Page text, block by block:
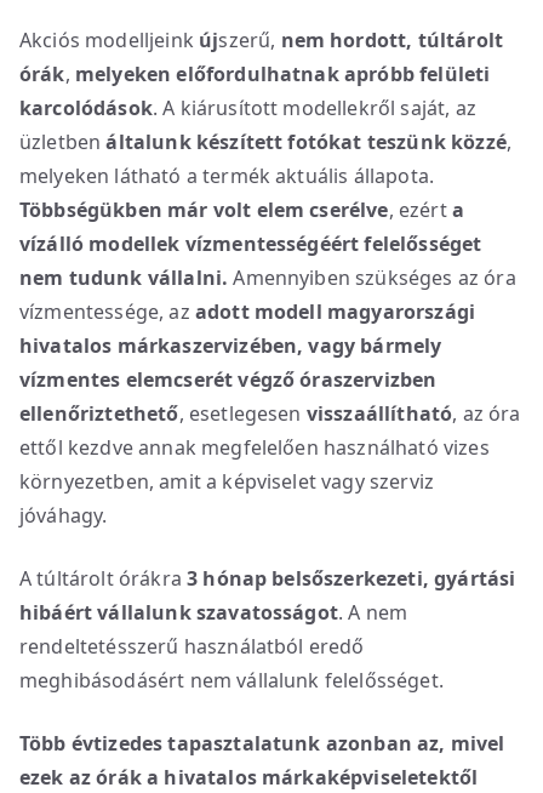
Akciós modelljeink újszerű, nem hordott, túltárolt
órák, melyeken előfordulhatnak apróbb felületi
karcolódások. A kiárusított modellekről saját, az
üzletbenáltalunk készített fotókat teszünk közzé,
melyeken látható a termék aktuális állapota.
Többségükben már volt elem cserélve, ezérta
vízálló modellek vízmentességéért felelősséget
nem tudunk vállalni. Amennyiben szükséges az óra
vízmentessége, az adott modell magyarországi
hivatalos márkaszervizében, vagy bármely
vízmentes elemcserét végző óraszervizben
ellenőriztethető, esetlegesen visszaállítható, az óra
ettől kezdve annak megfelelően használható vizes
környezetben, amit a képviselet vagy szerviz
jóváhagy.
A túltárolt órákra3 hónap belsőszerkezeti, gyártási
hibáért vállalunk szavatosságot. A nem
rendeltetésszerű használatból eredő
meghibásodásért nem vállalunk felelősséget.
Több évtizedes tapasztalatunk azonban az, mivel
ezek az órák a hivatalos márkaképviseletektől